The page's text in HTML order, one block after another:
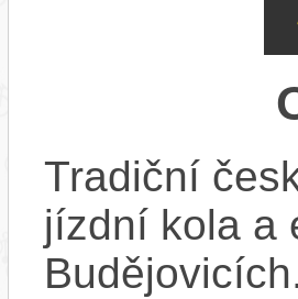
Tradiční
jízdní kola a